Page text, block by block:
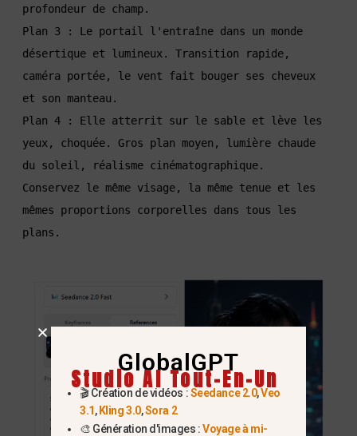
profondeur de champ.
Plan 3 : Le portail l'entraîne dans un monde
désertique et lumineux. Transition rapide,
caméra portée, le vent fait bouger ses cheveux
et son manteau.
Plan 4 : Elle atterrit sur le sable et lève les
yeux, choquée. Gros plan moyen, lumière chaude
du soleil, réalisme cinématographique.
Conservez le même visage, la même tenue et les
mêmes proportions corporelles dans tous les
plans.
GlobalGPT
Studio AI Tout-En-Un
🎬 Création de vidéos :Seedance 2.0,Veo
3.1,Kling 3.0,Sora 2
🎨 Génération d'images :Voyage à mi-